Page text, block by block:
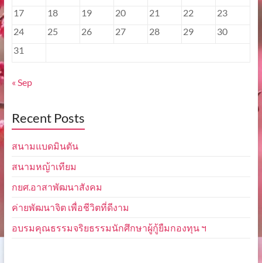
17
18 19 20 21 22
23
24
25 26 27 28 29
30
31
« Sep
Recent Posts
สนามแบดมินตัน
สนามหญ้าเทียม
กยศ.อาสาพัฒนาสังคม
ค่ายพัฒนาจิต เพื่อชีวิตที่ดีงาม
อบรมคุณธรรมจริยธรรมนักศึกษาผู้กู้ยืมกองทุน ฯ